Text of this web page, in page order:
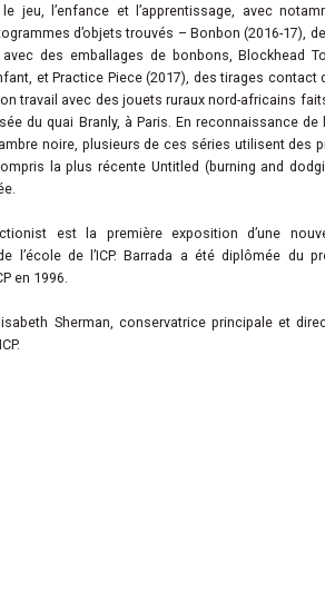
jeu, l’enfance et l’apprentissage, avec
d’objets trouvés – Bonbon (2016-17),
des emballages de bonbons, Blockhead
et Practice Piece (2017), des tirages contact
travail avec des jouets ruraux nord-africains
du quai Branly, à Paris. En reconnaissance de
noire, plusieurs de ces séries utilisent des
la plus récente Untitled (burning and
est la première exposition d’une
l’école de l’ICP. Barrada a été diplômée du
en 1996.
Sherman, conservatrice principale et